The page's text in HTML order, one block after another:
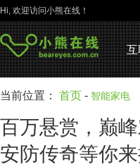
Hi, 欢迎访问小熊在线！
互
当前位置： 首页 - 智能家电
百万悬赏，巅
安防传奇等你